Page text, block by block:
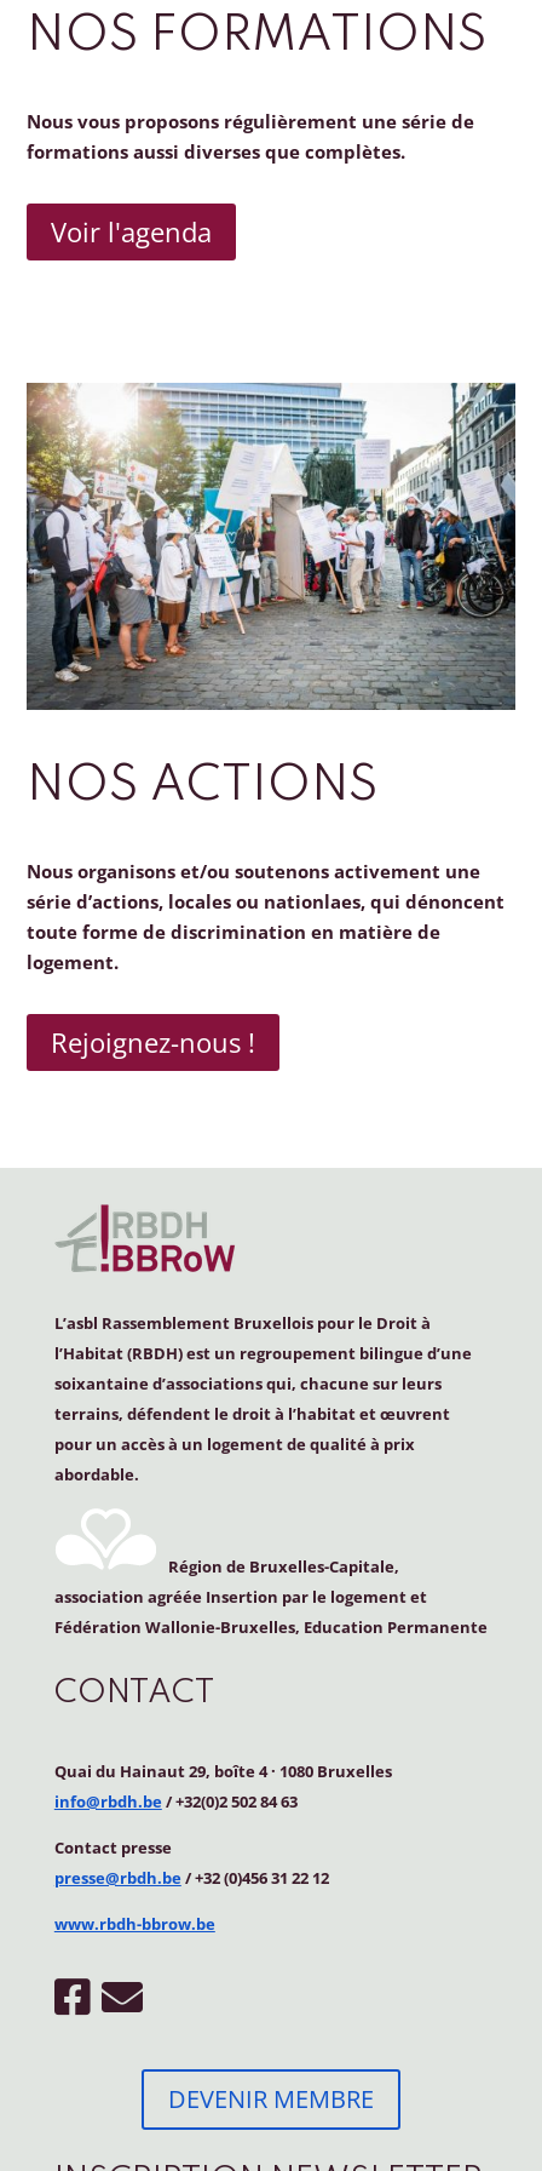
NOS FORMATIONS
Nous vous proposons régulièrement une série de
formations aussi diverses que complètes.
Voir l'agenda
NOS ACTIONS
Nous organisons et/ou soutenons activement une
série d’actions, locales ou nationlaes, qui dénoncent
toute forme de discrimination en matière de
logement.
Rejoignez-nous !
L’asbl Rassemblement Bruxellois pour le Droit à
l’Habitat (RBDH) est un regroupement bilingue d’une
soixantaine d’associations qui, chacune sur leurs
terrains, défendent le droit à l’habitat et œuvrent
pour un accès à un logement de qualité à prix
abordable.
Région de Bruxelles-Capitale,
association agréée Insertion par le logement et
Fédération Wallonie-Bruxelles, Education Permanente
CONTACT
Quai du Hainaut 29, boîte 4· 1080 Bruxelles
info@rbdh.be/ +32(0)2 502 84 63
Contact presse
presse@rbdh.be/ +32 (0)456 31 22 12
www.rbdh-bbrow.be
DEVENIR MEMBRE